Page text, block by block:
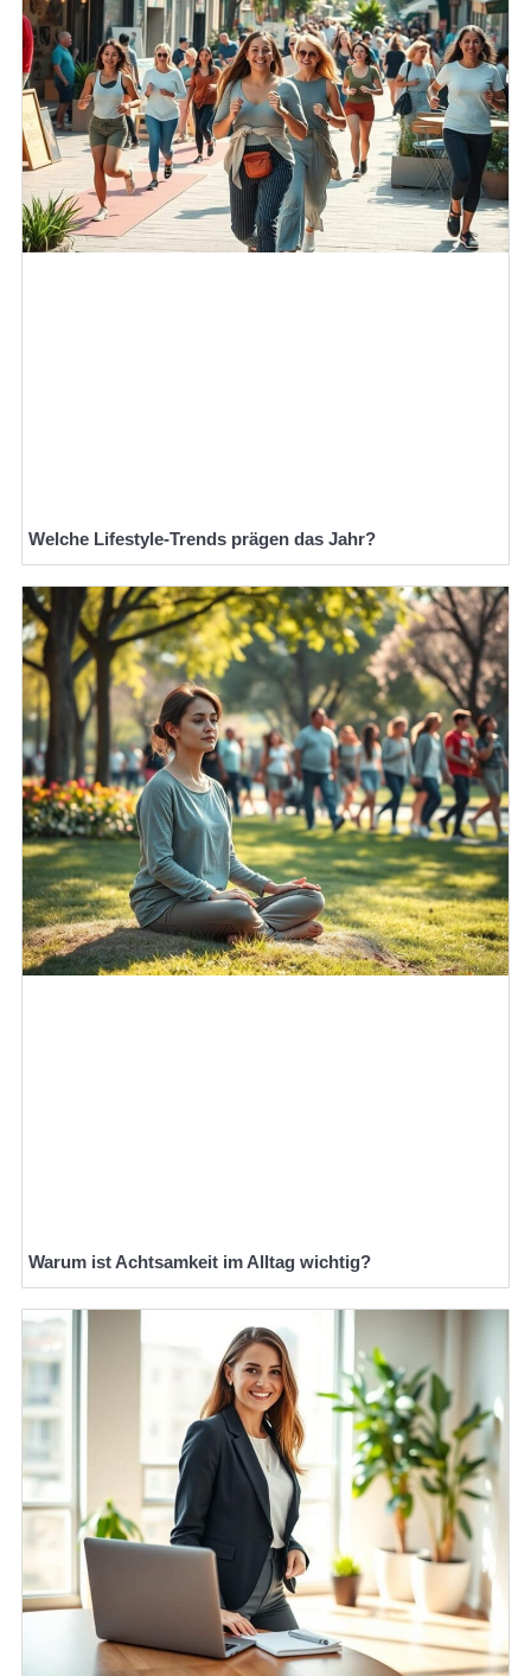
Welche Lifestyle-Trends prägen das Jahr?
Warum ist Achtsamkeit im Alltag wichtig?